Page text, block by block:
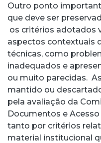
Outro ponto
que deve ser
os critérios adotados
aspectos contextuais
técnicas, como
inadequados e
ou muito parecidas.
mantido ou
pela avaliação da
Documentos e
tanto por critérios
material institucional